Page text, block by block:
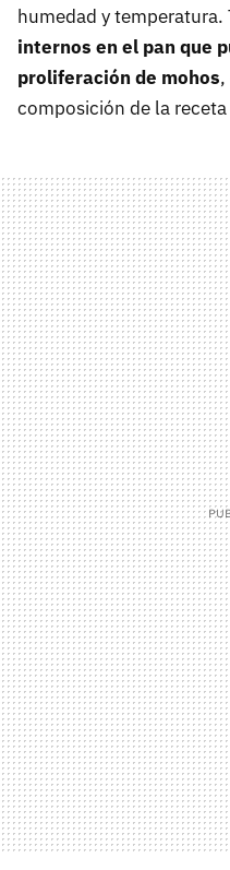
humedad y temperatura.
internos en el pan que
proliferación de mohos
composición de la receta